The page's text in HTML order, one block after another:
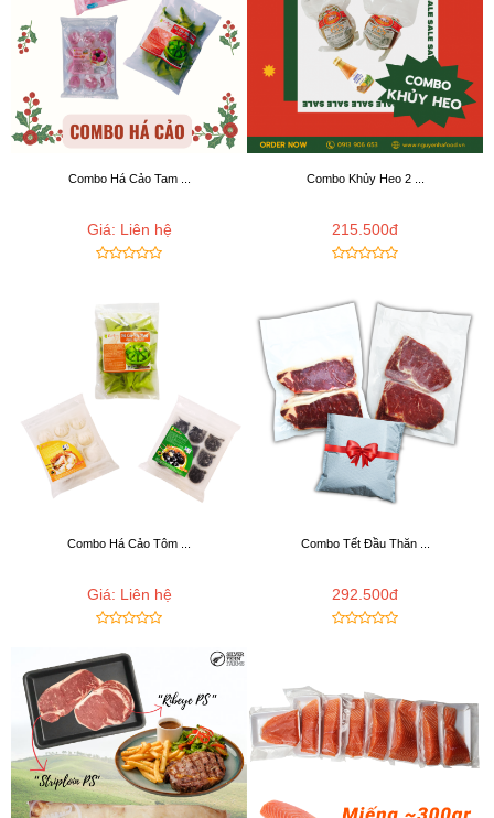
Combo Há Cảo Tam ...
Giá: Liên hệ
Combo Khủy Heo 2 ...
215.500đ
Combo Há Cảo Tôm ...
Giá: Liên hệ
Combo Tết Đầu Thăn ...
292.500đ